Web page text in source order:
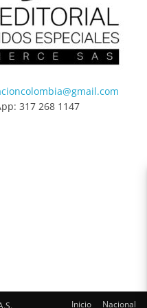
317 268 1147
Inicio Nacional